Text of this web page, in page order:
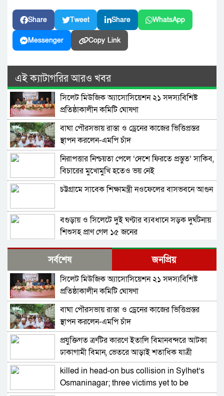
Share Tweet Share WhatsApp
Messenger Copy Link
এই ক্যাটাগরির আরও খবর
সিলেট মিউজিক অ্যাসোসিয়েশন ২১ সদস্যবিশিষ্ট
প্রতিষ্ঠাকালীন কমিটি ঘোষণা
বাঘা পৌরসভায় রাস্তা ও ড্রেনের কাজের ভিত্তিপ্রস্তর
স্থাপন করলেন-এমপি চাঁদ
নিরাপত্তার নিশ্চয়তা পেলে ‘দেশে ফিরতে প্রস্তুত’ সাকিব,
বিচারের মুখোমুখি হতেও ভয় নেই
চট্টগ্রামে সাবেক শিক্ষামন্ত্রী নওফেলের বাসভবনে আগুন
বগুড়ায় ও সিলেটে দুই ঘণ্টার ব্যবধানে সড়ক দুর্ঘটনায়
শিশুসহ প্রাণ গেল ১৫ জনের
ঢাকায় বাসভবনে অগ্নিকাণ্ড, স্ত্রীসহ হাসপাতালে ভর্তি
পাকিস্তান হাইকমিশনার
আওয়ামী লীগ আমাদের শত্রু নয়, অচিরেই আওয়ামী
লীগ বিএনপির সঙ্গে মিশে যাবে: সংসদ সদস্য নাছির
শহীদ আহসান জুলাই যোদ্ধা নন—দাবি বিএনপি নেতার,
জামায়াত নেতা বললেন, ‘সারজিসও ছাত্রলীগ করতেন’
সাকিব আল হাসানের বাড়িতে পেট্রোল ঢেলে আগুন
দেওয়ার চেষ্টা, ভাঙচুর
গাজীপুর-৫ আসনের সাবেক এমপি আখতারুজ্জামান
গ্রেপ্তার
সর্বশেষ জনপ্রিয়
সিলেট মিউজিক অ্যাসোসিয়েশন ২১ সদস্যবিশিষ্ট
প্রতিষ্ঠাকালীন কমিটি ঘোষণা
বাঘা পৌরসভায় রাস্তা ও ড্রেনের কাজের ভিত্তিপ্রস্তর
স্থাপন করলেন-এমপি চাঁদ
প্রযুক্তিগত ত্রুটির কারণে ইতালি বিমানবন্দরে আটকা
ঢাকাগামী বিমান, ভেতরে আড়াই শতাধিক যাত্রী
killed in head-on bus collision in Sylhet’s
Osmaninagar; three victims yet to be